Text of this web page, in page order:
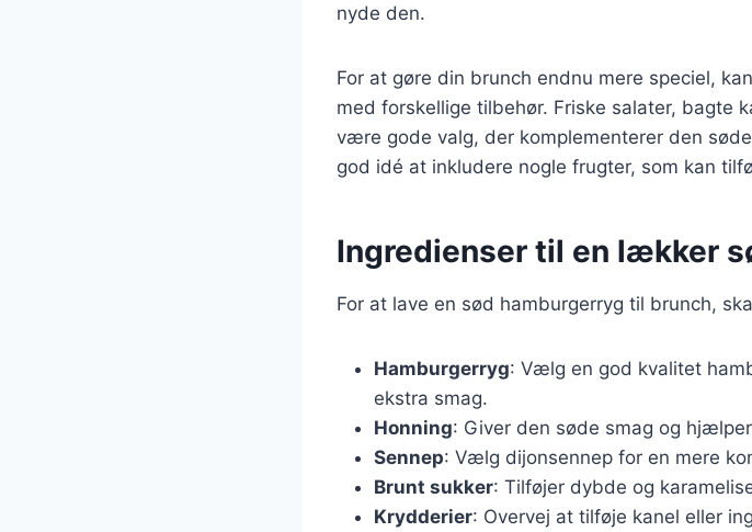
nyde den.
For at gøre din brunch endnu mere speciel,
med forskellige tilbehør. Friske salater, bagte
være gode valg, der komplementerer den
god idé at inkludere nogle frugter, som kan
Ingredienser til en lækker
For at lave en sød hamburgerryg til brunch,
Hamburgerryg: Vælg en god kvalitet
ekstra smag.
Honning: Giver den søde smag og
Sennep: Vælg dijonsennep for en mere
Brunt sukker: Tilføjer dybde og
Krydderier: Overvej at tilføje kanel eller